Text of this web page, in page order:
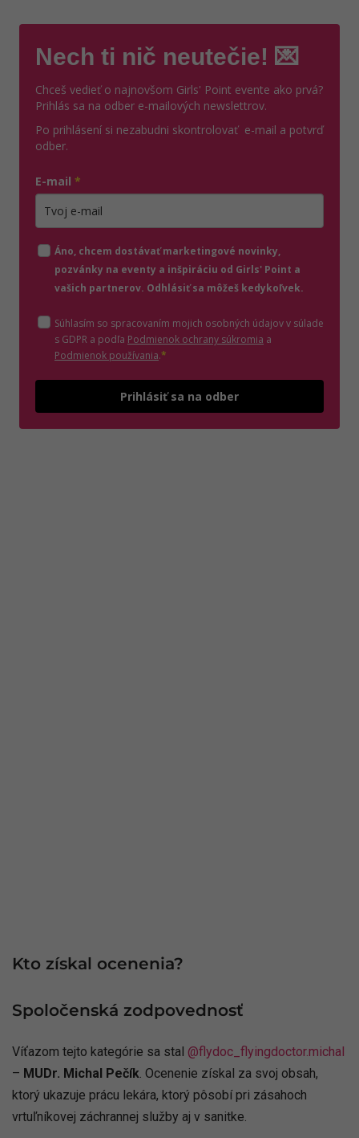
Nech ti nič neutečie! 💌
Chceš vedieť o najnovšom Girls' Point evente ako prvá?
Prihlás sa na odber e-mailových newslettrov.
Po prihlásení si nezabudni skontrolovať e-mail a potvrď
odber.
E-mail *
Áno, chcem dostávať marketingové novinky,
pozvánky na eventy a inšpiráciu od Girls' Point a
vašich partnerov. Odhlásiť sa môžeš kedykoľvek.
Súhlasím so spracovaním mojich osobných údajov v súlade
s GDPR a podľa Podmienok ochrany súkromia (otvorí sa v novom
a
Podmienok používania(otvorí sa v novom okne)
.*
Prihlásiť sa na odber
Kto získal ocenenia?
Spoločenská zodpovednosť
Víťazom tejto kategórie sa stal @flydoc_flyingdoctor.michal
– MUDr. Michal Pečík. Ocenenie získal za svoj obsah,
ktorý ukazuje prácu lekára, ktorý pôsobí pri zásahoch
vrtuľníkovej záchrannej služby aj v sanitke.